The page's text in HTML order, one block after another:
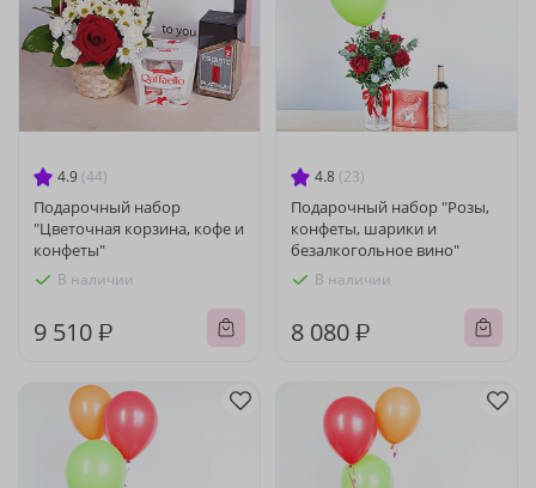
4.9 (44)
Подарочный набор
"Цветочная корзина, кофе и
конфеты"
В наличии
9 510 ₽
4.8 (23)
Подарочный набор "Розы,
конфеты, шарики и
безалкогольное вино"
В наличии
8 080 ₽